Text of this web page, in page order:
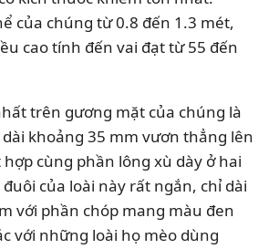
của chúng từ 0.8 đến 1.3 mét,
cao tính đến vai đạt từ 55 đến
trên gương mặt của chúng là
khoảng 35 mm vươn thẳng lên
cùng phần lông xù dày ở hai
của loài này rất ngắn, chỉ dài
với phần chóp mang màu đen
với những loài họ mèo dùng